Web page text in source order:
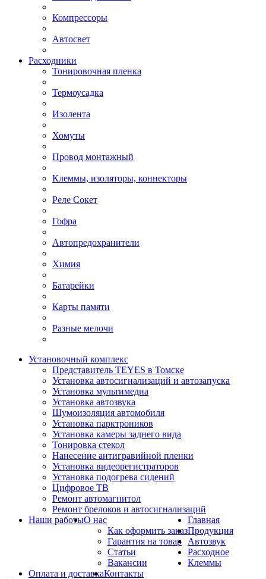
Компрессоры
Автосвет
Расходники
Тонировочная пленка
Термоусадка
Изолента
Хомуты
Провод монтажный
Клеммы, изоляторы, коннекторы
Реле Сокет
Гофра
Автопредохранители
Химия
Батарейки
Карты памяти
Разные мелочи
Установочный комплекс
Представитель TEYES в Томске
Установка автосигнализаций и автозапуска
Установка мультимедиа
Установка автозвука
Шумоизоляция автомобиля
Установка парктроников
Установка камеры заднего вида
Тонировка стекол
Нанесение антигравийной пленки
Установка видеорегистраторов
Установка подогрева сидений
Цифровое ТВ
Ремонт автомагнитол
Ремонт брелоков и автосигнализаций
Наши работыО нас
Как оформить заказ
Гарантия на товар
Статьи
Вакансии
Оплата и доставкаКонтакты
Главная
Продукция
Автозвук
Расходное
Клеммы